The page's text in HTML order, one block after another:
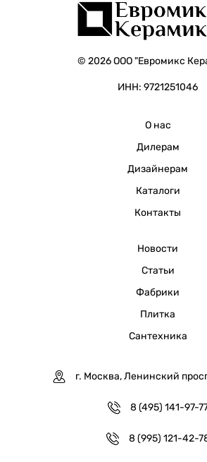
© 2026 ООО "Евромикс
ИНН: 9721251046
О нас
Дилерам
Дизайнерам
Каталоги
Контакты
Новости
Статьи
Фабрики
Плитка
Сантехника
г. Москва, Ленинский
8 (495) 141-97-
8 (995) 121-42-